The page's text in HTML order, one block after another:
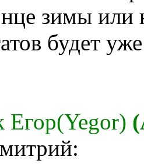
зимы или
будет